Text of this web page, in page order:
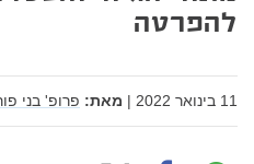
להפרטה
11 בינואר 2022 | מאת: פרופ' בני